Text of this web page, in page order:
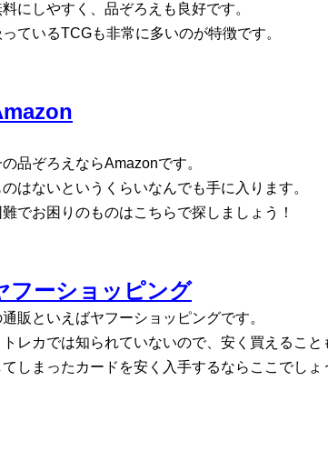
にしやすく、品ぞろえも良好です。
ているTCGも非常に多いのが特徴です。
の品ぞろえならAmazonです。
はないというくらいなんでも手に入ります。
難でお困りのものはこちらで探しましょう！
フーショッピング
販といえばヤフーショッピングです。
レカでは知られていないので、安く買えること
しまったカードを安く入手するならここでしょ